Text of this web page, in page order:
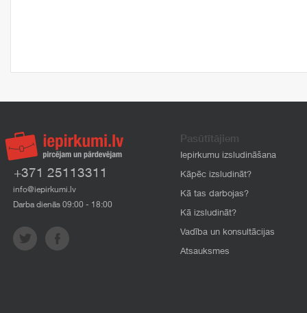
+371 25113311
info@iepirkumi.lv
Darba dienās 09:00 - 18:00
Pasūtītājiem
Iepirkumu izsludināšana
Kāpēc izsludināt?
Kā tas darbojas?
Kā izsludināt?
Vadība un konsultācijas
Atsauksmes